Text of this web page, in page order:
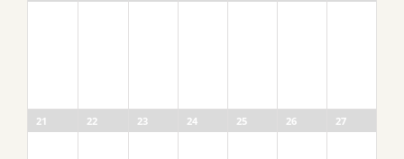
21 22 23 24 25 26 27